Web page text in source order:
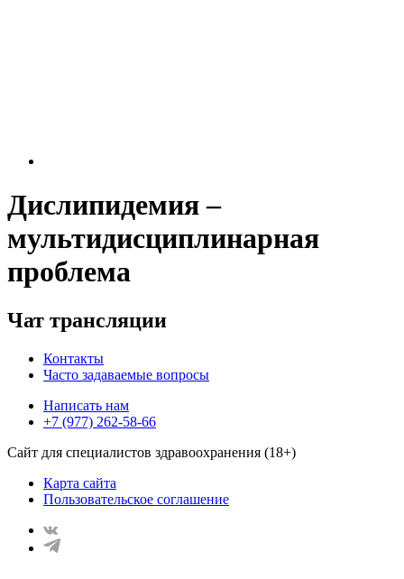
Дислипидемия –
мультидисциплинарная
проблема
Чат трансляции
Контакты
Часто задаваемые вопросы
Написать нам
+7 (977) 262-58-66
Сайт для специалистов здравоохранения (18+)
Карта сайта
Пользовательское соглашение